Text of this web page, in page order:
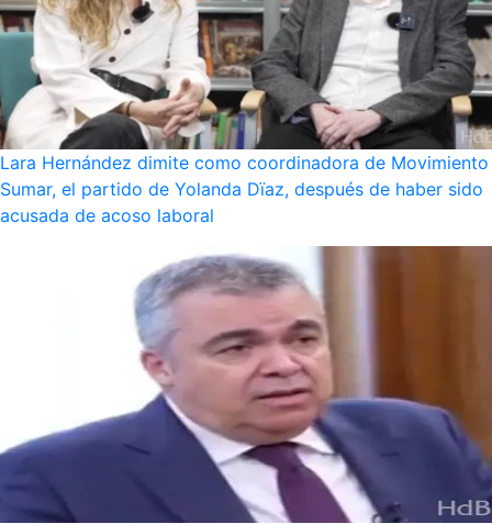
Lara Hernández dimite como coordinadora de Movimiento
Sumar, el partido de Yolanda Dïaz, después de haber sido
acusada de acoso laboral